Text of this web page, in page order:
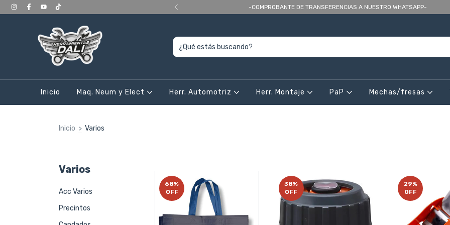
a 400.000, en CABA y Gran Bs As -COMPROBANTE DE TRANSFERENCIAS A NUESTRO WHATSAPP-
Inicio Maq. Neum y Elect Herr. Automotriz Herr. Montaje PaP Mechas/fresas
Inicio > Varios
Varios
Acc Varios
Precintos
68%
OFF
38%
OFF
29%
OFF